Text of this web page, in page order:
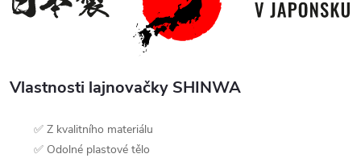
Vlastnosti lajnovačky SHINWA
✅ Z kvalitního materiálu
✅ Odolné plastové tělo